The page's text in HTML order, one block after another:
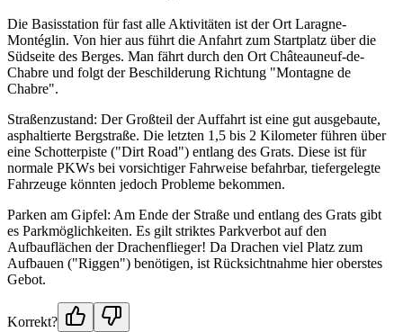
Die Basisstation für fast alle Aktivitäten ist der Ort Laragne-
Montéglin. Von hier aus führt die Anfahrt zum Startplatz über die
Südseite des Berges. Man fährt durch den Ort Châteauneuf-de-
Chabre und folgt der Beschilderung Richtung "Montagne de
Chabre".
Straßenzustand: Der Großteil der Auffahrt ist eine gut ausgebaute,
asphaltierte Bergstraße. Die letzten 1,5 bis 2 Kilometer führen über
eine Schotterpiste ("Dirt Road") entlang des Grats. Diese ist für
normale PKWs bei vorsichtiger Fahrweise befahrbar, tiefergelegte
Fahrzeuge könnten jedoch Probleme bekommen.
Parken am Gipfel: Am Ende der Straße und entlang des Grats gibt
es Parkmöglichkeiten. Es gilt striktes Parkverbot auf den
Aufbauflächen der Drachenflieger! Da Drachen viel Platz zum
Aufbauen ("Riggen") benötigen, ist Rücksichtnahme hier oberstes
Gebot.
Korrekt?